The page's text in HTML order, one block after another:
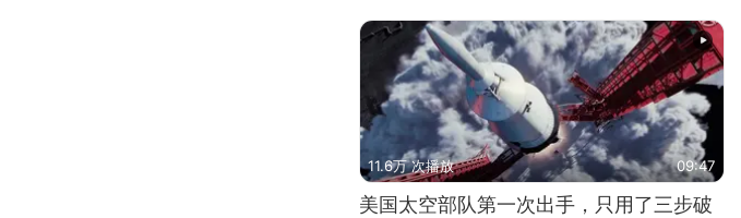
11.6万 次播放 09:47
美国太空部队第一次出手，只用了三步破